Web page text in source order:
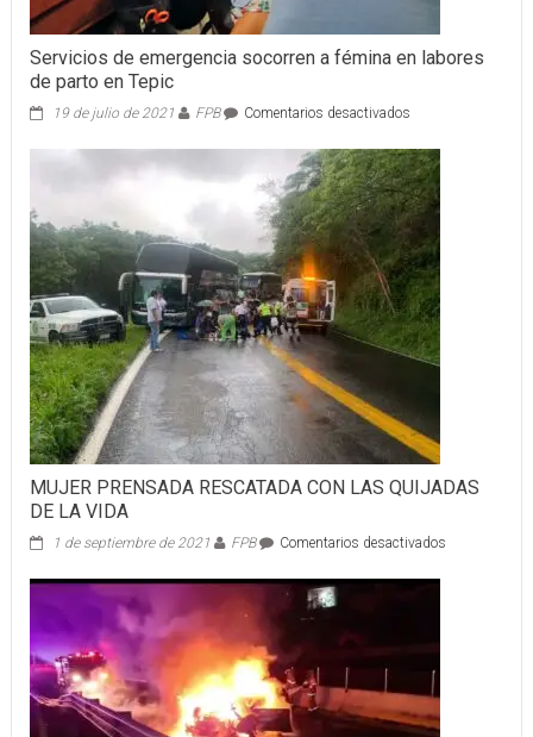
Servicios de emergencia socorren a fémina en labores
de parto en Tepic
19 de julio de 2021 FPB Comentarios desactivadosen
de
emergencia
socorren
a
fémina
en
labores
de
parto
en
Tepic
MUJER PRENSADA RESCATADA CON LAS QUIJADAS
DE LA VIDA
1 de septiembre de 2021 FPB Comentarios desactivadosen